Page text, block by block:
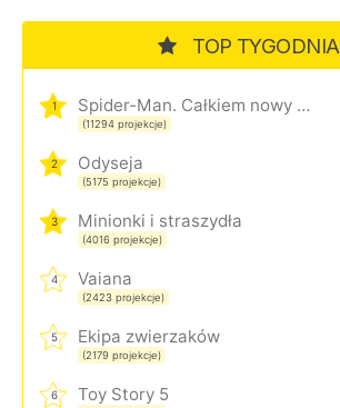
TOP TYGODNIA
1 Spider-Man. Całkiem nowy dzień
(11294 projekcje)
2 Odyseja
(5175 projekcje)
3 Minionki i straszydła
(4016 projekcje)
4 Vaiana
(2423 projekcje)
5 Ekipa zwierzaków
(2179 projekcje)
6 Toy Story 5